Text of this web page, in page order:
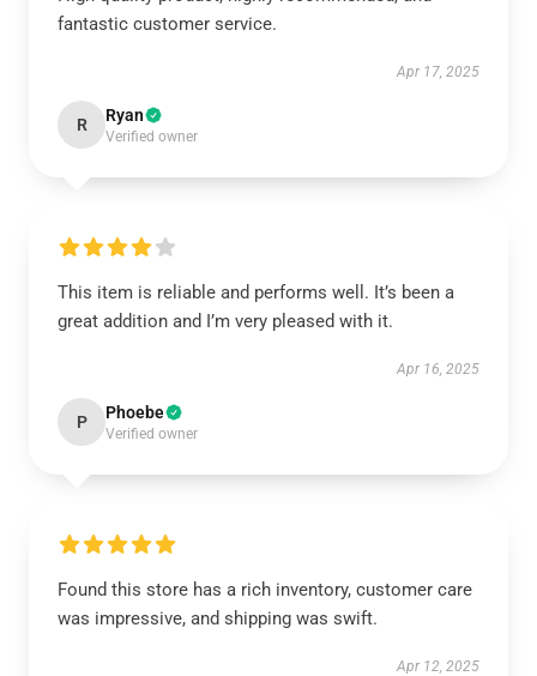
fantastic customer service.
Apr 17, 2025
R Ryan
Verified owner
This item is reliable and performs well. It’s been a
great addition and I’m very pleased with it.
Apr 16, 2025
P Phoebe
Verified owner
Found this store has a rich inventory, customer care
was impressive, and shipping was swift.
Apr 12, 2025